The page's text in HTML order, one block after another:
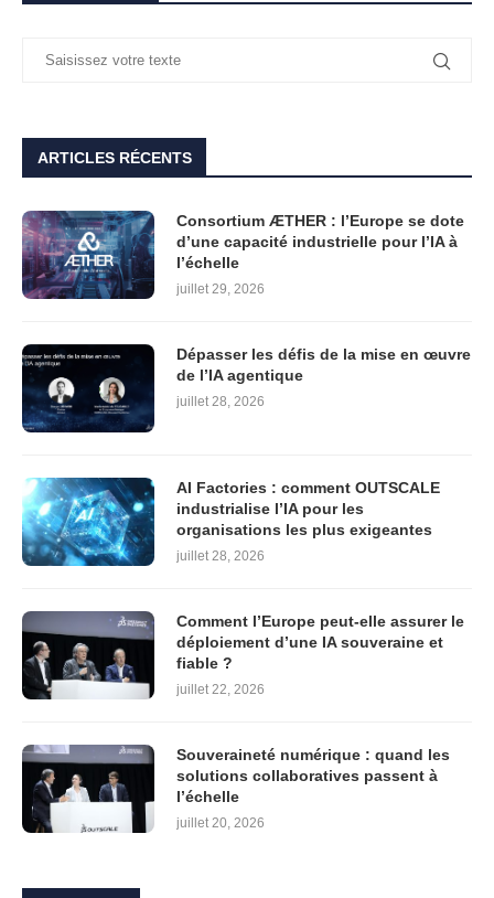
ARTICLES RÉCENTS
Consortium ÆTHER : l’Europe se dote
d’une capacité industrielle pour l’IA à
l’échelle
juillet 29, 2026
Dépasser les défis de la mise en œuvre
de l’IA agentique
juillet 28, 2026
AI Factories : comment OUTSCALE
industrialise l’IA pour les
organisations les plus exigeantes
juillet 28, 2026
Comment l’Europe peut-elle assurer le
déploiement d’une IA souveraine et
fiable ?
juillet 22, 2026
Souveraineté numérique : quand les
solutions collaboratives passent à
l’échelle
juillet 20, 2026